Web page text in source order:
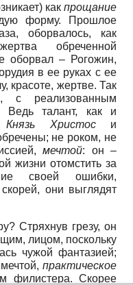
как прощание
форму. Прошлое
оборвалось, как
обреченной
оборвал – Рогожин,
в ее руках с ее
красоте, жертве. Так
, с реализованным
Ведь талант, как и
Князь Христоси
не роком, не
мечтой: он –
жизни отомстить за
своей ошибки,
они выглядят
Стряхнув грезу, он
лицом, поскольку
чужой фантазией;
практическое
филистера. Скорее